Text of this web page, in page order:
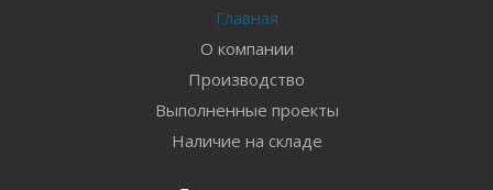
Главная
О компании
Производство
Выполненные проекты
Наличие на складе